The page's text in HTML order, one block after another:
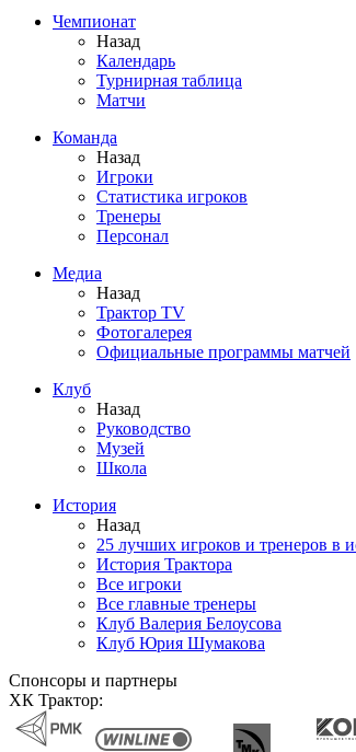
Чемпионат
Назад
Календарь
Турнирная таблица
Матчи
Команда
Назад
Игроки
Статистика игроков
Тренеры
Персонал
Медиа
Назад
Трактор TV
Фотогалерея
Официальные программы матчей
Клуб
Назад
Руководство
Музей
Школа
История
Назад
25 лучших игроков и тренеров в
История Трактора
Все игроки
Все главные тренеры
Клуб Валерия Белоусова
Клуб Юрия Шумакова
Спонсоры и партнеры
ХК Трактор: